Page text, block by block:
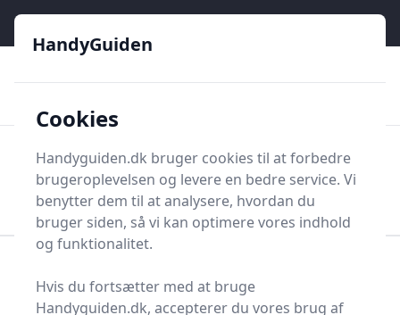
HandyGuiden
Søg nu
Søg nu
Terrasseoverdækning
HandyGuiden
Cookies
Handyguiden.dk bruger cookies til at forbedre
brugeroplevelsen og levere en bedre service. Vi
benytter dem til at analysere, hvordan du
bruger siden, så vi kan optimere vores indhold
og funktionalitet.
Hvis du fortsætter med at bruge
Handyguiden.dk, accepterer du vores brug af